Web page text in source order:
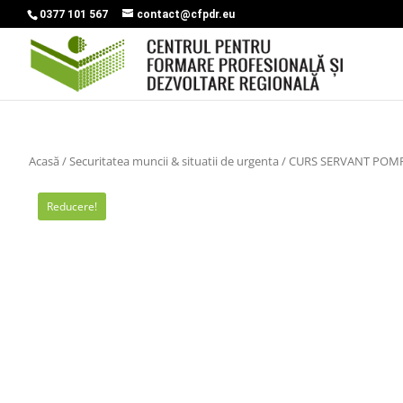
0377 101 567 contact@cfpdr.eu
Acasă /Securitatea muncii & situatii de urgenta / CURS SERVANT
Reducere!